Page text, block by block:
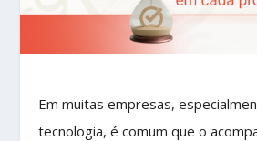
Em muitas empresas,
tecnologia, é comum que o